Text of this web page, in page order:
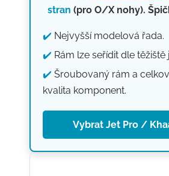
stran (pro O/X nohy).
✔️ Nejvyšší modelová řada.
✔️ Rám lze seřídit dle těžiště
✔️ Šroubovaný rám a
kvalita komponent.
Vybrat Jet Pro /